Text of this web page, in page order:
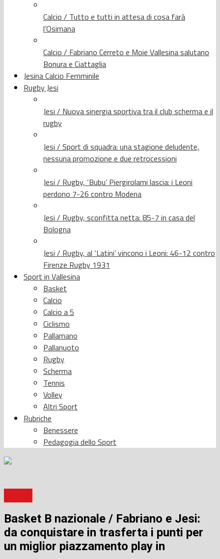
Calcio / Tutto e tutti in attesa di cosa farà
l’Osimana
Calcio / Fabriano Cerreto e Moie Vallesina salutano
Bonura e Ciattaglia
Jesina Calcio Femminile
Rugby Jesi
Jesi / Nuova sinergia sportiva tra il club scherma e il
rugby
Jesi / Sport di squadra: una stagione deludente,
nessuna promozione e due retrocessioni
Jesi / Rugby, ‘Bubu’ Piergirolami lascia: i Leoni
perdono 7-26 contro Modena
Jesi / Rugby, sconfitta netta: 85-7 in casa del
Bologna
Jesi / Rugby, al ‘Latini’ vincono i Leoni: 46-12 contro
Firenze Rugby 1931
Sport in Vallesina
Basket
Calcio
Calcio a 5
Ciclismo
Pallamano
Pallanuoto
Rugby
Scherma
Tennis
Volley
Altri Sport
Rubriche
Benessere
Pedagogia dello Sport
Basket B nazionale / Fabriano e Jesi:
da conquistare in trasferta i punti per
un miglior piazzamento play in